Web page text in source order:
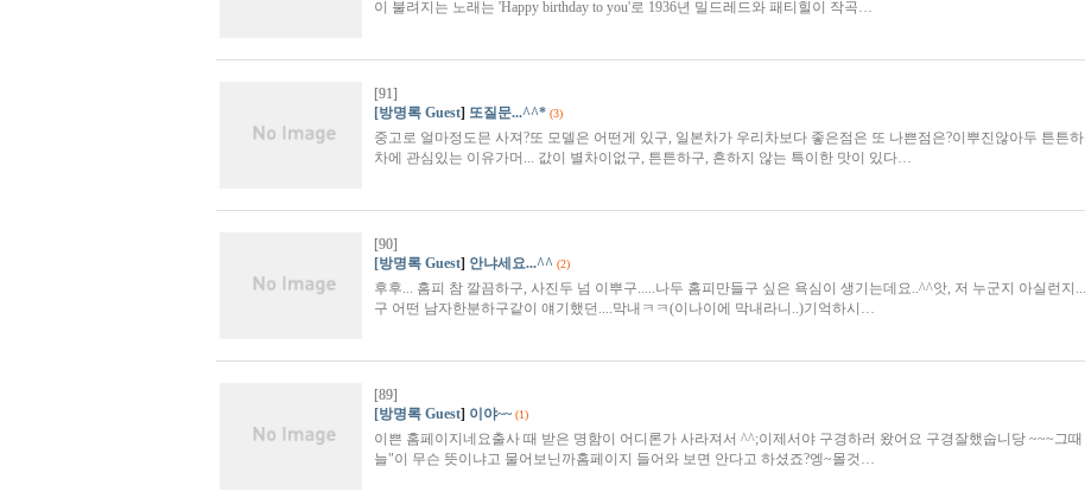
이 불려지는 노래는 'Happy birthday to you'로 1936년 밀드레드와 패티힐이 작곡…
[91]
[방명록 Guest] 또질문...^^* (3)
중고로 얼마정도믄 사져?또 모델은 어떤게 있구, 일본차가 우리차보다 좋은점은 또 나쁜점은?이뿌진않아두 튼튼
차에 관심있는 이유가머... 값이 별차이없구, 튼튼하구, 흔하지 않는 특이한 맛이 있다…
[90]
[방명록 Guest] 안냐세요...^^ (2)
후후... 홈피 참 깔끔하구, 사진두 넘 이뿌구.....나두 홈피만들구 싶은 욕심이 생기는데요..^^앗, 저 누군지 아실런지
구 어떤 남자한분하구같이 얘기했던....막내ㅋㅋ(이나이에 막내라니..)기억하시…
[89]
[방명록 Guest] 이야~~ (1)
이쁜 홈페이지네요출사 때 받은 명함이 어디론가 사라져서 ^^;이제서야 구경하러 왔어요 구경잘했숩니당 ~~~그
늘"이 무슨 뜻이냐고 물어보닌까홈페이지 들어와 보면 안다고 하셨죠?엥~몰것…